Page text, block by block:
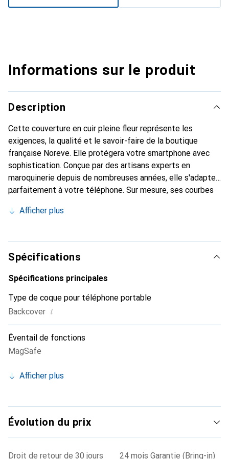
Informations sur le produit
Description
Cette couverture en cuir pleine fleur représente les
exigences, la qualité et le savoir-faire de la boutique
française Noreve. Elle protégera votre smartphone avec
sophistication. Conçue par des artisans experts en
maroquinerie depuis de nombreuses années, elle s'adapte
parfaitement à votre téléphone. Sur mesure, ses courbes
deviendra l'accessoire chic et indispensable de votre
produits haut de gamme, la marque Noreve est un choix sûr
pour une clientèle exigeante.
Afficher plus
Spécifications
Spécifications principales
Type de coque pour téléphone portable
Backcover i
Éventail de fonctions
MagSafe
Afficher plus
Évolution du prix
Droit de retour de 30 jours
24 mois Garantie (Bring-in)